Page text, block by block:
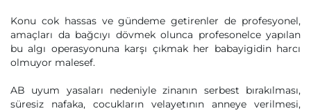
Konu cok hassas ve gündeme getirenler de profesyonel,
amaçları da bağcıyı dövmek olunca profesonelce yapılan
bu algı operasyonuna karşı çıkmak her babayigidin harcı
olmuyor malesef.
AB uyum yasaları nedeniyle zinanın serbest bırakılması,
süresiz nafaka, cocukların velayetının anneye verilmesi,